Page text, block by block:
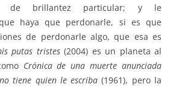
de brillantez particular; y le
haya que perdonarle, si es que
de perdonarle algo, que esa es
putas tristes(2004) es un planeta al
Crónica de una muerte anunciada
tiene quien le escriba (1961), pero la